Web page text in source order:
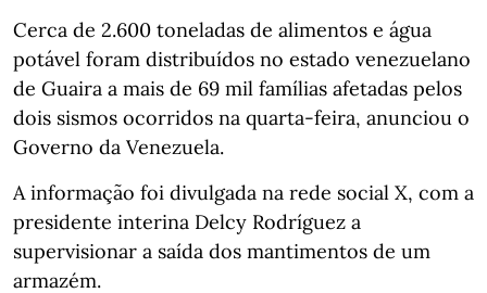
Cerca de 2.600 toneladas de alimentos e água
potável foram distribuídos no estado venezuelano
de Guaira a mais de 69 mil famílias afetadas pelos
dois sismos ocorridos na quarta-feira, anunciou o
Governo da Venezuela.
A informação foi divulgada na rede social X, com a
presidente interina Delcy Rodríguez a
supervisionar a saída dos mantimentos de um
armazém.